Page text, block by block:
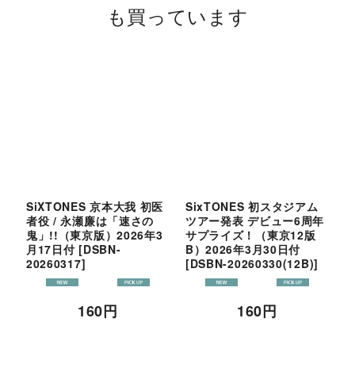
も買っています
SiXTONES 京本大我 初医
者役 / 永瀬廉は「速さの
鬼」!!（東京版）2026年3
月17日付 [DSBN-
20260317]
160円
SixTONES 初スタジアム
ツアー発表 デビュー6周年
サプライズ！（東京12版
B）2026年3月30日付
[DSBN-20260330(12B)]
160円